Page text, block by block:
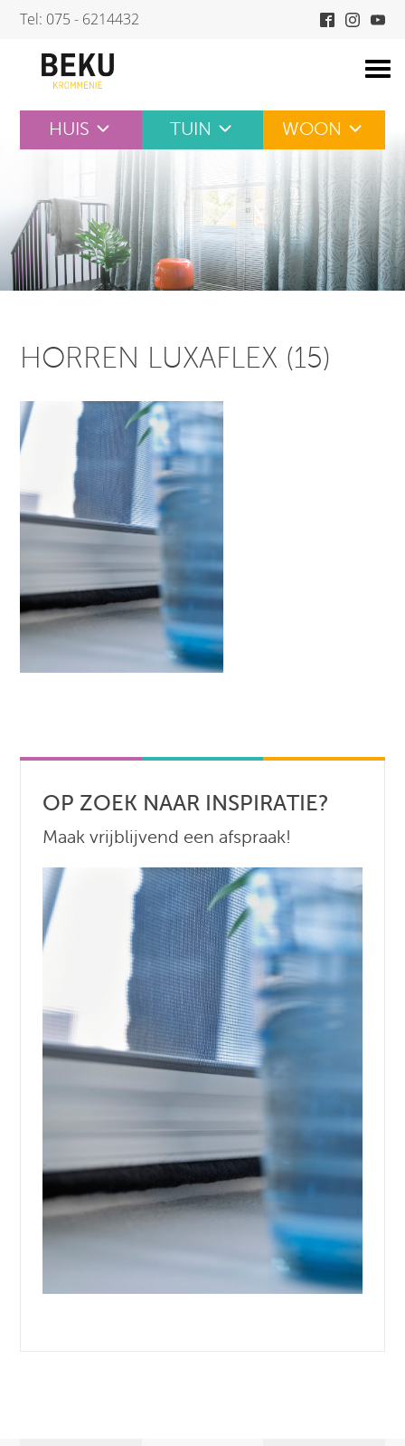
Skip
content
Tel: 075 - 6214432
HUIS TUIN WOON
HORREN LUXAFLEX (15)
OP ZOEK NAAR INSPIRATIE?
Maak vrijblijvend een afspraak!